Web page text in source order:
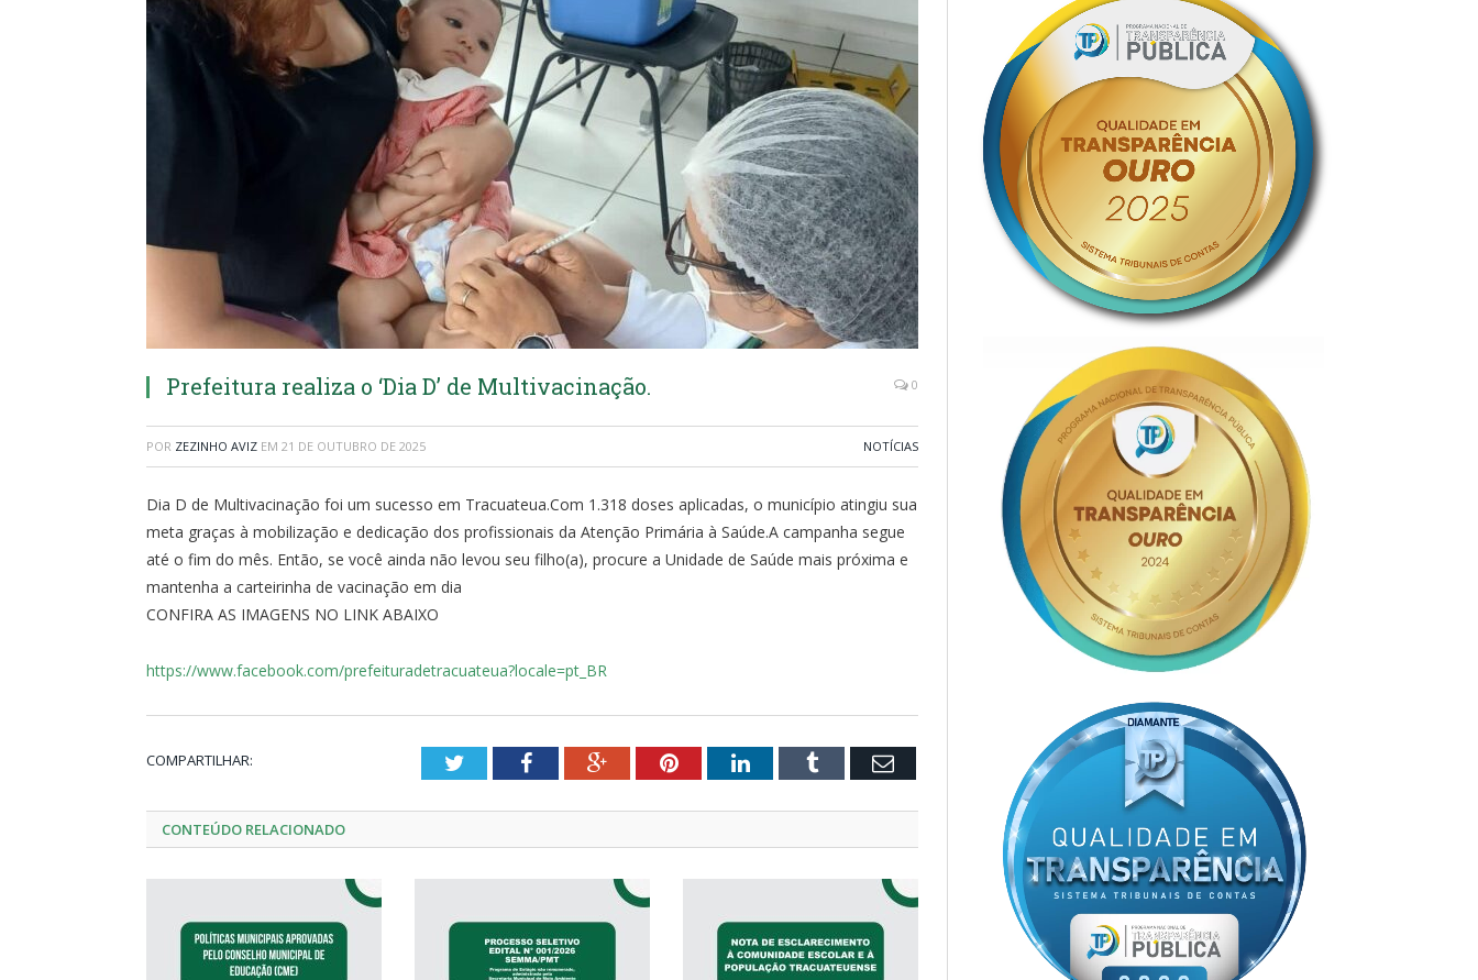
Prefeitura realiza o ‘Dia D’ de Multivacinação. 0
POR ZEZINHO AVIZ EM 21 DE OUTUBRO DE 2025 NOTÍCIAS
Dia D de Multivacinação foi um sucesso em Tracuateua.Com 1.318 doses aplicadas, o município atingiu sua
meta graças à mobilização e dedicação dos profissionais da Atenção Primária à Saúde.A campanha segue
até o fim do mês. Então, se você ainda não levou seu filho(a), procure a Unidade de Saúde mais próxima e
mantenha a carteirinha de vacinação em dia
CONFIRA AS IMAGENS NO LINK ABAIXO
https://www.facebook.com/prefeituradetracuateua?locale=pt_BR
COMPARTILHAR: TwitterFacebookGoogle+PinterestLinkedInTumblr Email
CONTEÚDO RELACIONADO